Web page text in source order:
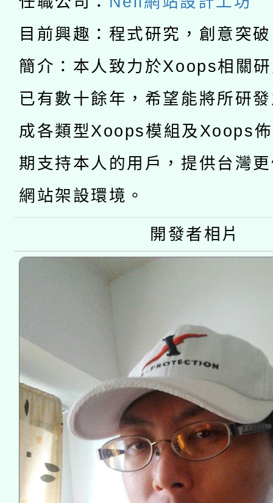
「數位內容與教學軟體
有關大陸委員會函釋公
薪期間赴陸應申請許可
轉知經濟部水利署委託
業技術研究院辦理「
用水績優單位及節水達
115年8月22日(星期六
桃園市孔廟祈福系列
開 智慧啟航」
2026年桃園地景藝術
目前興趣：程式研究，創意突
簡介：本人致力於Xoops相關
已有數十餘年，希望能將所研
成各類型Xoops模組及Xoops
期支持本人的用戶，提供台灣
網站架設環境。
開發者相片